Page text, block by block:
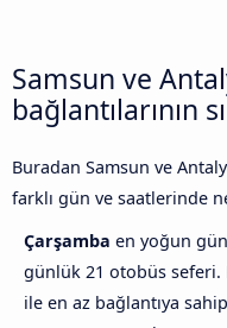
Samsun ve
bağlantılarının
Buradan Samsun ve
farklı gün ve saatlerinde
Çarşamba en yoğun
günlük 21 otobüs seferi.
ile en az bağlantıya